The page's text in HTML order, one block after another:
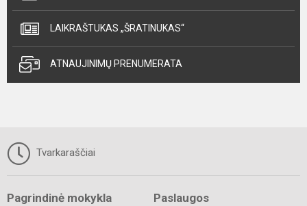
LAIKRAŠTUKAS „ŠRATINUKAS“
ATNAUJINIMŲ PRENUMERATA
Tvarkaraščiai
Pagrindinė mokykla Paslaugos